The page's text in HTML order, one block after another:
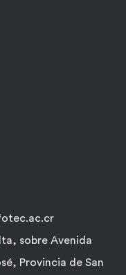
sobre Avenida
Provincia de San